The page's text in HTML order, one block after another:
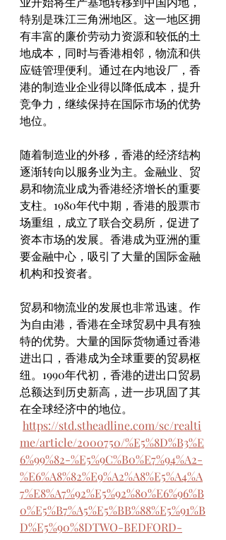
特别是珠江三角洲地区。这一地区拥
有丰富的廉价劳动力资源和较低的土
地成本，同时与香港相邻，物流和供
应链管理便利。通过在内地设厂，香
港的制造业企业得以降低成本，提升
竞争力，继续保持在国际市场的优势
地位。
随着制造业的外移，香港的经济结构
逐渐转向以服务业为主。金融业、贸
易和物流业成为香港经济增长的重要
支柱。1980年代中期，香港的股票市
场重组，成立了联合交易所，促进了
资本市场的发展。香港成为亚洲的重
要金融中心，吸引了大量的国际金融
机构和投资者。
贸易和物流业的发展也非常迅速。作
为自由港，香港在全球贸易中具有独
特的优势。大量的国际货物通过香港
进出口，香港成为全球重要的贸易枢
纽。1990年代初，香港的进出口贸易
总额达到历史新高，进一步巩固了其
在全球经济中的地位。
https://std.stheadline.com/sc/realti
me/article/2000750/%E5%8D%B3%E
6%99%82-%E5%9C%B0%E7%94%A2-
%E6%A8%82%E9%A2%A8%E5%A4%A
7%E8%A7%92%E5%92%80%E6%96%B
0%E5%B7%A5%E5%BB%88%E5%91%B
D%E5%90%8DTWO-BEDFORD-